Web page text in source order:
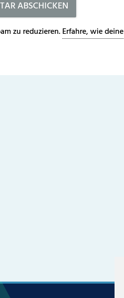
zu reduzieren.Erfahre, wie deine